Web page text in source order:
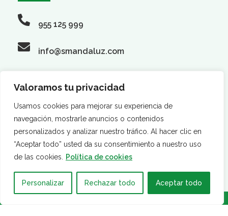
Valoramos tu privacidad
Usamos cookies para mejorar su experiencia de
navegación, mostrarle anuncios o contenidos
personalizados y analizar nuestro tráfico. Al hacer clic en
“Aceptar todo” usted da su consentimiento a nuestro uso
de las cookies.
Política de cookies
Personalizar Rechazar todo Aceptar todo
955 125 999
info@smandaluz.com
Síguenos